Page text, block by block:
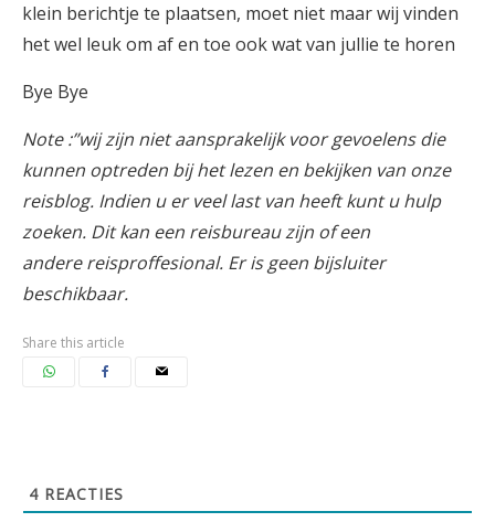
klein berichtje te plaatsen, moet niet maar wij vinden
het wel leuk om af en toe ook wat van jullie te horen
Bye Bye
Note :”wij zijn niet aansprakelijk voor gevoelens die
kunnen optreden bij het lezen en bekijken van onze
reisblog. Indien u er veel last van heeft kunt u hulp
zoeken. Dit kan een reisbureau zijn of een
andere reisproffesional. Er is geen bijsluiter
beschikbaar.
Share this article
4 REACTIES